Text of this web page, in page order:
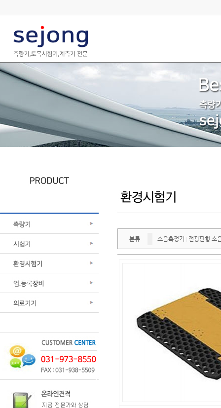
분류 소음측정기 전광판형 소